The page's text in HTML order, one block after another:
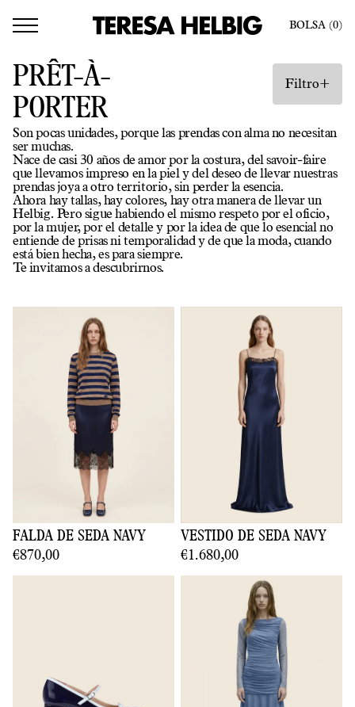
BOLSA (0)
Filtro+
PRÊT-À-
PORTER
Son pocas unidades, porque las prendas con alma no necesitan
ser muchas.
Nace de casi 30 años de amor por la costura, del savoir-faire
que llevamos impreso en la piel y del deseo de llevar nuestras
prendas joya a otro territorio, sin perder la esencia.
Ahora hay tallas, hay colores, hay otra manera de llevar un
Helbig. Pero sigue habiendo el mismo respeto por el oficio,
por la mujer, por el detalle y por la idea de que lo esencial no
entiende de prisas ni temporalidad y de que la moda, cuando
está bien hecha, es para siempre.
Te invitamos a descubrirnos.
FALDA DE SEDA NAVY
€870,00
VESTIDO DE SEDA NAVY
€1.680,00